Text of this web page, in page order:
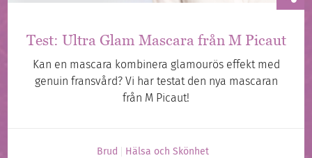
Test: Ultra Glam Mascara från M Picaut
Kan en mascara kombinera glamourös effekt med
genuin fransvård? Vi har testat den nya mascaran
från M Picaut!
Brud Hälsa och Skönhet